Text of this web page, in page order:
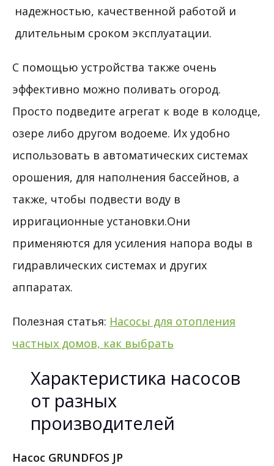
С помощью устройства также очень
эффективно можно поливать огород.
Просто подведите агрегат к воде в колодце,
озере либо другом водоеме. Их удобно
использовать в автоматических системах
орошения, для наполнения бассейнов, а
также, чтобы подвести воду в
ирригационные установки.Они
применяются для усиления напора воды в
гидравлических системах и других
аппаратах.
Полезная статья: Насосы для отопления
частных домов, как выбрать
Характеристика насосов
от разных
производителей
Насос GRUNDFOS JP